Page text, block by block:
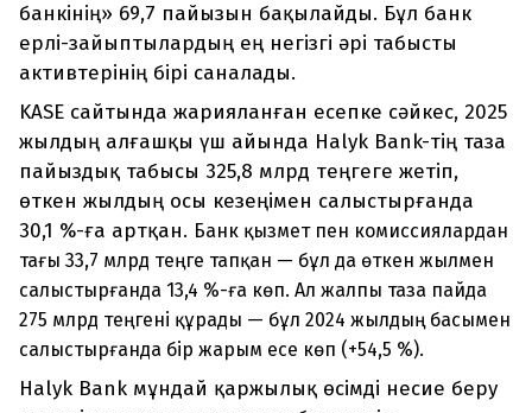
банкінің» 69,7 пайызын бақылайды. Бұл банк
ерлі-зайыптылардың ең негізгі әрі табысты
активтерінің бірі саналады.
KASE сайтында жарияланған есепке сәйкес, 2025
жылдың алғашқы үш айында Halyk Bank-тің таза
пайыздық табысы 325,8 млрд теңгеге жетіп,
өткен жылдың осы кезеңімен салыстырғанда
30,1 %-ға артқан. Банк қызмет пен комиссиялардан
тағы 33,7 млрд теңге тапқан — бұл да өткен жылмен
салыстырғанда 13,4 %-ға көп. Ал жалпы таза пайда
275 млрд теңгені құрады — бұл 2024 жылдың басымен
салыстырғанда бір жарым есе көп (+54,5 %).
Halyk Bank мұндай қаржылық өсімді несие беру